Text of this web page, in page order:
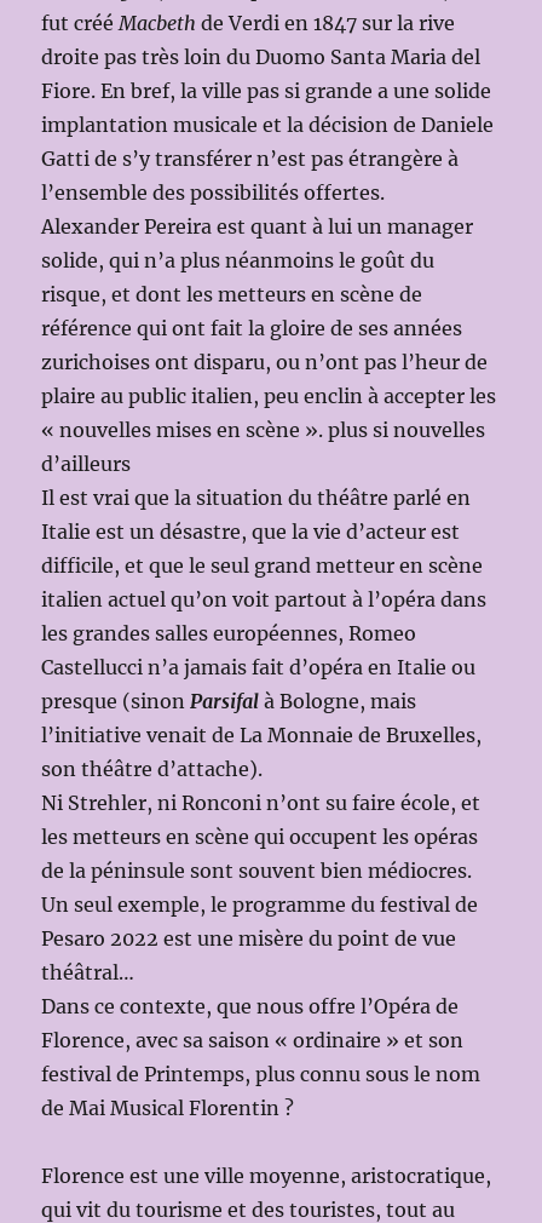
fut créé Macbeth de Verdi en 1847 sur la rive
droite pas très loin du Duomo Santa Maria del
Fiore. En bref, la ville pas si grande a une solide
implantation musicale et la décision de Daniele
Gatti de s’y transférer n’est pas étrangère à
l’ensemble des possibilités offertes.
Alexander Pereira est quant à lui un manager
solide, qui n’a plus néanmoins le goût du
risque, et dont les metteurs en scène de
référence qui ont fait la gloire de ses années
zurichoises ont disparu, ou n’ont pas l’heur de
plaire au public italien, peu enclin à accepter les
« nouvelles mises en scène ». plus si nouvelles
d’ailleurs
Il est vrai que la situation du théâtre parlé en
Italie est un désastre, que la vie d’acteur est
difficile, et que le seul grand metteur en scène
italien actuel qu’on voit partout à l’opéra dans
les grandes salles européennes, Romeo
Castellucci n’a jamais fait d’opéra en Italie ou
presque (sinon Parsifal à Bologne, mais
l’initiative venait de La Monnaie de Bruxelles,
son théâtre d’attache).
Ni Strehler, ni Ronconi n’ont su faire école, et
les metteurs en scène qui occupent les opéras
de la péninsule sont souvent bien médiocres.
Un seul exemple, le programme du festival de
Pesaro 2022 est une misère du point de vue
théâtral…
Dans ce contexte, que nous offre l’Opéra de
Florence, avec sa saison « ordinaire » et son
festival de Printemps, plus connu sous le nom
de Mai Musical Florentin ?
Florence est une ville moyenne, aristocratique,
qui vit du tourisme et des touristes, tout au